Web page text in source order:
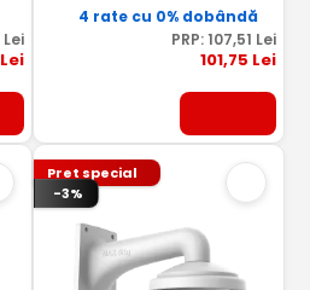
Lei
Lei
4 rate cu 0% dobândă
PRP: 107,51 Lei
101,75 Lei
Pret special
-3%